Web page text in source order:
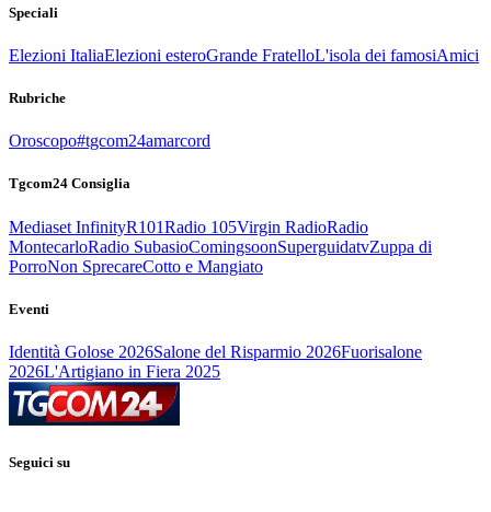
Speciali
Elezioni ItaliaElezioni esteroGrande FratelloL'isola dei famosiAmici
Rubriche
Oroscopo#tgcom24amarcord
Tgcom24 Consiglia
Mediaset InfinityR101Radio 105Virgin RadioRadio
MontecarloRadio SubasioComingsoonSuperguidatvZuppa di
PorroNon SprecareCotto e Mangiato
Eventi
Identità Golose 2026Salone del Risparmio 2026Fuorisalone
2026L'Artigiano in Fiera 2025
Seguici su